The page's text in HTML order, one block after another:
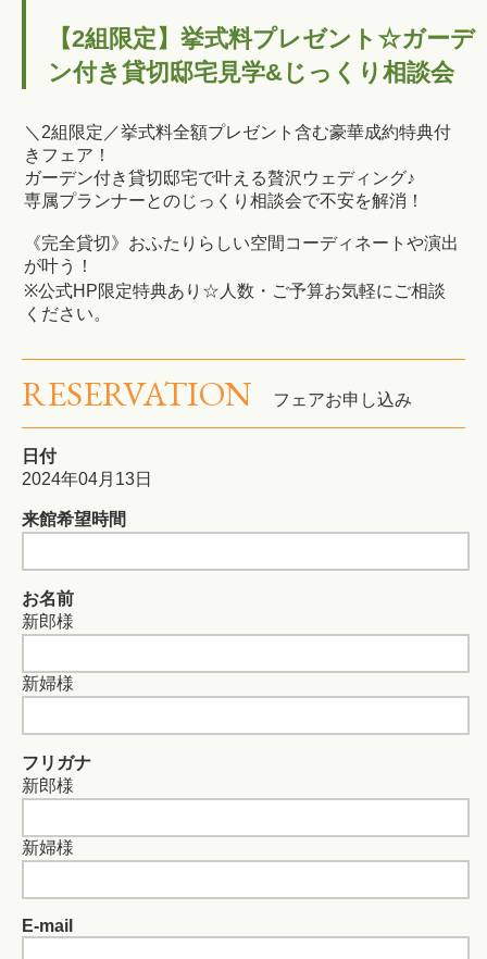
【2組限定】挙式料プレゼント☆ガーデ
ン付き貸切邸宅見学&じっくり相談会
＼2組限定／挙式料全額プレゼント含む豪華成約特典付
きフェア！
ガーデン付き貸切邸宅で叶える贅沢ウェディング♪
専属プランナーとのじっくり相談会で不安を解消！
《完全貸切》おふたりらしい空間コーディネートや演出
が叶う！
※公式HP限定特典あり☆人数・ご予算お気軽にご相談
ください。
RESERVATION フェアお申し込み
日付
2024年04月13日
来館希望時間
お名前
新郎様
新婦様
フリガナ
新郎様
新婦様
E-mail